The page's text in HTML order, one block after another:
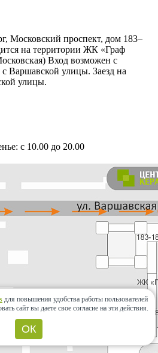
Московский проспект, дом 183–
на территории ЖК «Граф
Вход возможен с
Варшавской улицы. Заезд на
улицы.
с 10.00 до 20.00
для повышения удобства работы пользователей
сайт вы даете свое согласие на эти действия.
ОК